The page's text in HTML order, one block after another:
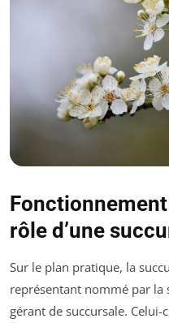
rôle d’une
Sur le plan pratique, la
représentant nommé par la
gérant de succursale.